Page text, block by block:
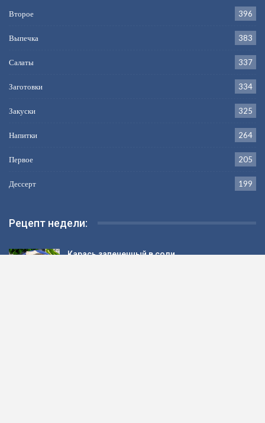
Второе 396
Выпечка 383
Салаты 337
Заготовки 334
Закуски 325
Напитки 264
Первое 205
Дессерт 199
Рецепт недели:
Карась запеченный в соли